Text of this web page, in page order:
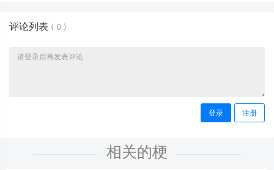
评论列表 ( 0 )
登录 注册
相关的梗